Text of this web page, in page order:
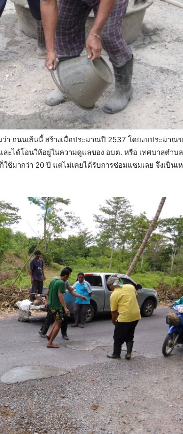
า ถนนเส้นนี้ สร้างเมื่อประมาณปี 2537 โดยงบประมาณ
ะได้โอนให้อยู่ในความดูแลของ อบต. หรือ เทศบาลตำบล
ช้มากว่า 20 ปี แต่ไม่เคยได้รับการซ่อมแซมเลย จึงเป็นเ